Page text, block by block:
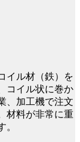
イル材（鉄）を
コイル状に巻か
、加工機で注文
材料が非常に重
。